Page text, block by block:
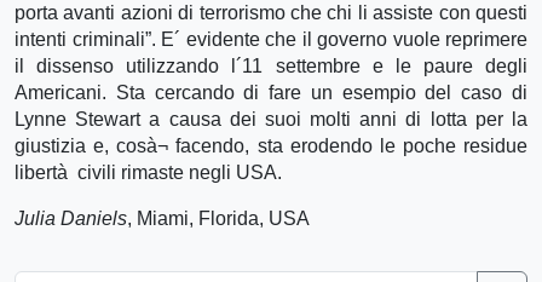
porta avanti azioni di terrorismo che chi li assiste con questi
intenti criminali”. E´ evidente che il governo vuole reprimere
il dissenso utilizzando l´11 settembre e le paure degli
Americani. Sta cercando di fare un esempio del caso di
Lynne Stewart a causa dei suoi molti anni di lotta per la
giustizia e, cosà¬ facendo, sta erodendo le poche residue
libertà civili rimaste negli USA.
Julia Daniels, Miami, Florida, USA